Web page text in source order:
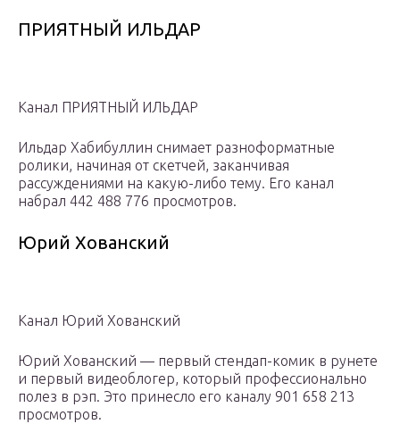
ПРИЯТНЫЙ ИЛЬДАР
Канал ПРИЯТНЫЙ ИЛЬДАР
Ильдар Хабибуллин снимает разноформатные
ролики, начиная от скетчей, заканчивая
рассуждениями на какую-либо тему. Его канал
набрал 442 488 776 просмотров.
Юрий Хованский
Канал Юрий Хованский
Юрий Хованский — первый стендап-комик в рунете
и первый видеоблогер, который профессионально
полез в рэп. Это принесло его каналу 901 658 213
просмотров.